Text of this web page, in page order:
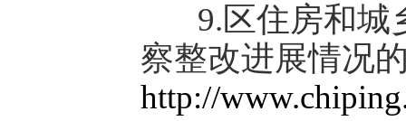
9.区住房和城
察整改进展情况
http://